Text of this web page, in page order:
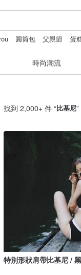
圓筒包 父親節 蛋
時尚潮流
找到 2,000+ 件 “比基尼
特別形狀肩帶比基尼 /